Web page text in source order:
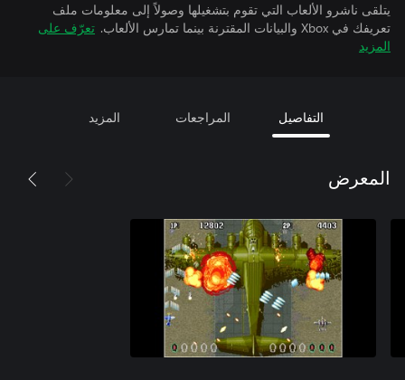
يتلقى ناشرو الألعاب التي تقوم بتشغيلها وصولاً إلى معلومات ملف
تعريفك في Xbox والبيانات المقترنة بينما تمارس الألعاب.
تعرّف على
المزيد
التفاصيل المراجعات المزيد
المعرض